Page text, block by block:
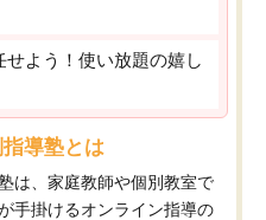
よう！使い放題の嬉し
導塾とは
は、家庭教師や個別教室で
手掛けるオンライン指導の